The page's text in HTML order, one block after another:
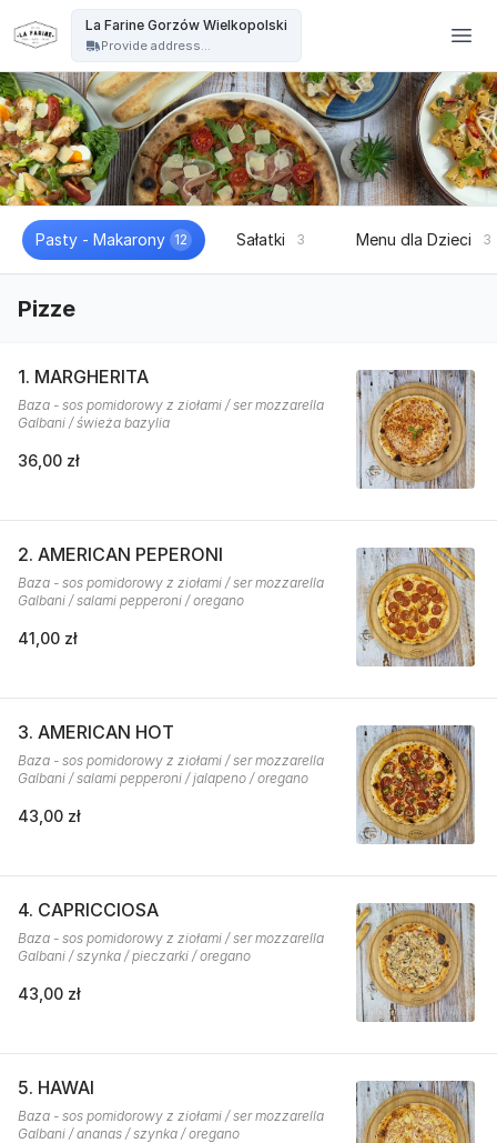
La Farine Gorzów Wielkopolski
Provide address...
Pasty - Makarony 12 Sałatki 3 Menu dla Dzieci 3
Pizze
1. MARGHERITA
Baza - sos pomidorowy z ziołami / ser mozzarella
Galbani / świeża bazylia
36,00 zł
2. AMERICAN PEPERONI
Baza - sos pomidorowy z ziołami / ser mozzarella
Galbani / salami pepperoni / oregano
41,00 zł
3. AMERICAN HOT
Baza - sos pomidorowy z ziołami / ser mozzarella
Galbani / salami pepperoni / jalapeno / oregano
43,00 zł
4. CAPRICCIOSA
Baza - sos pomidorowy z ziołami / ser mozzarella
Galbani / szynka / pieczarki / oregano
43,00 zł
5. HAWAI
Baza - sos pomidorowy z ziołami / ser mozzarella
Galbani / ananas / szynka / oregano